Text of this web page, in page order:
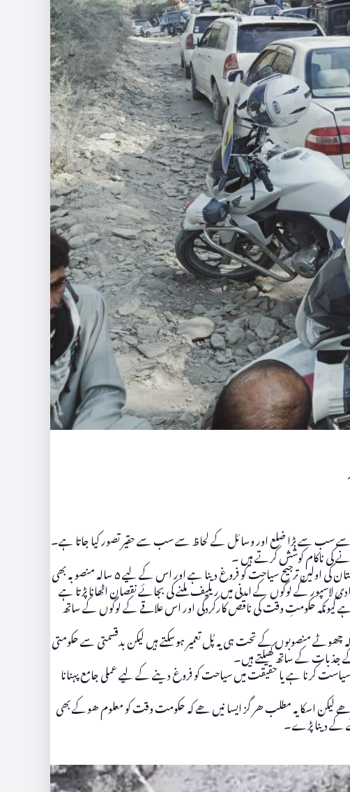
سے سب سے بڑا ضلع اور وسائل کے لحاظ سے سب سے حقیر تصور کیا جاتا ہے۔
کی ناکام کوشش کرتے ہیں ۔
ان میں سے ایک مثال شندور کی ہے جو کہ چترال اور گلگت کی تاج بن کر ہر طرف سے سیاحوں کو خوش آمدید کہتی ہوئی نظر آتی ہے۔ حکومتِ پاکستان کی اولین ترجیح سیاحت کو فروغ دینا ہے اور اس کے لیے ۵ سالہ منصوبہ بھی
لاسپور کے لوگوں کے امدنی میں ریلیف ملنے کی بجائے نقصان اٹھانا پڑتا ہے
ہے کیونکہ حکومتِ وقت کی ناقص کارکردگی اور اس علاقے کے لوگوں کے ساتھ
منصوبوں کے تحت ہی یہ پُل تعمیر ہوسکتے ہیں لیکن بدقسمتی سے حکومتی
کے ساتھ کھیلتے ہیں۔
کرنا ہے یا حقیقت میں سیاحت کو فروغ دینے کے لیے عملی جامع پہنانا
اسکا یہ مطلب ھر گز ایسا نیں ھے کہ حکومت وقت کو معلوم ھوکے بھی
کے دینا پڑے۔